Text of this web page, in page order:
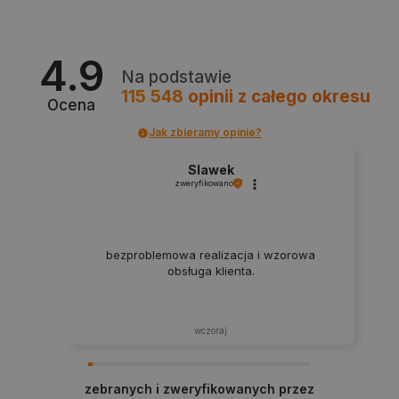
4.9
Ocena
Na podstawie
115 548 opinii z całego okresu
Jak zbieramy opinie?
Slawek
zweryfikowano
bezproblemowa realizacja i wzorowa
obsługa klienta.
wczoraj
zebranych i zweryfikowanych przez